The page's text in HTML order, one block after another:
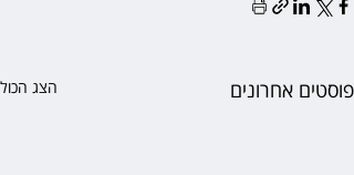
פוסטים אחרונים הצג הכול